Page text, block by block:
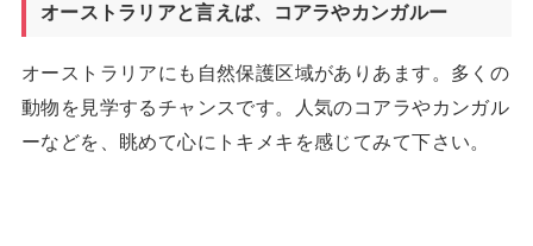
オーストラリアと言えば、コアラやカンガルー
オーストラリアにも自然保護区域がありあます。多くの
動物を見学するチャンスです。人気のコアラやカンガル
ーなどを、眺めて心にトキメキを感じてみて下さい。